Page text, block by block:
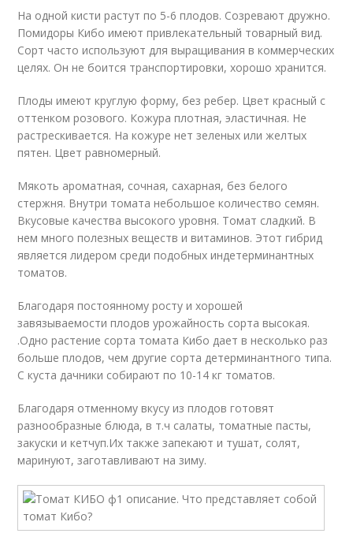
На одной кисти растут по 5-6 плодов. Созревают дружно.
Помидоры Кибо имеют привлекательный товарный вид.
Сорт часто используют для выращивания в коммерческих
целях. Он не боится транспортировки, хорошо хранится.
Плоды имеют круглую форму, без ребер. Цвет красный с
оттенком розового. Кожура плотная, эластичная. Не
растрескивается. На кожуре нет зеленых или желтых
пятен. Цвет равномерный.
Мякоть ароматная, сочная, сахарная, без белого
стержня. Внутри томата небольшое количество семян.
Вкусовые качества высокого уровня. Томат сладкий. В
нем много полезных веществ и витаминов. Этот гибрид
является лидером среди подобных индетерминантных
томатов.
Благодаря постоянному росту и хорошей
завязываемости плодов урожайность сорта высокая.
.Одно растение сорта томата Кибо дает в несколько раз
больше плодов, чем другие сорта детерминантного типа.
С куста дачники собирают по 10-14 кг томатов.
Благодаря отменному вкусу из плодов готовят
разнообразные блюда, в т.ч салаты, томатные пасты,
закуски и кетчуп.Их также запекают и тушат, солят,
маринуют, заготавливают на зиму.